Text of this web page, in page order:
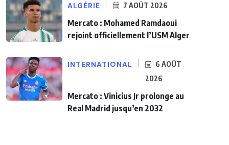
ALGÉRIE 7 AOÛT 2026
Mercato : Mohamed Ramdaoui
rejoint officiellement l’USM Alger
INTERNATIONAL
6 AOÛT
2026
Mercato : Vinicius Jr prolonge au
Real Madrid jusqu’en 2032